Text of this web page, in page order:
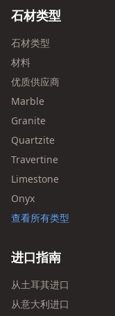
石材类型
石材类型
材料
优质供应商
Marble
Granite
Quartzite
Travertine
Limestone
Onyx
查看所有类型
进口指南
从土耳其进口
从意大利进口